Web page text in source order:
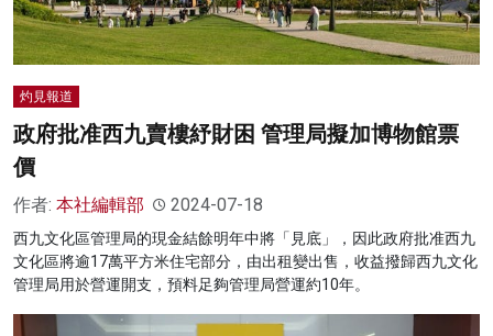
灼見報道
政府批准西九賣樓紓財困 管理局擬加博物館票
價
作者: 本社編輯部 2024-07-18
西九文化區管理局的現金結餘明年中將「見底」，因此政府批准西九
文化區將逾17萬平方米住宅部分，由出租變出售，收益撥歸西九文化
管理局用於營運開支，預料足夠管理局營運約10年。